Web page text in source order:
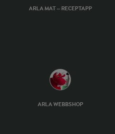
ARLA MAT – RECEPTAPP
ARLA WEBBSHOP